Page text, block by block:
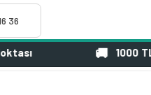
36
1000 TL Üzeri